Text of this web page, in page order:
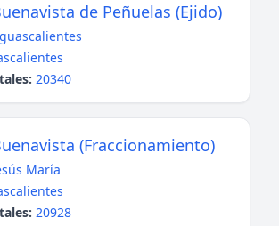
de Peñuelas (Ejido)
20340
(Fraccionamiento)
María
20928